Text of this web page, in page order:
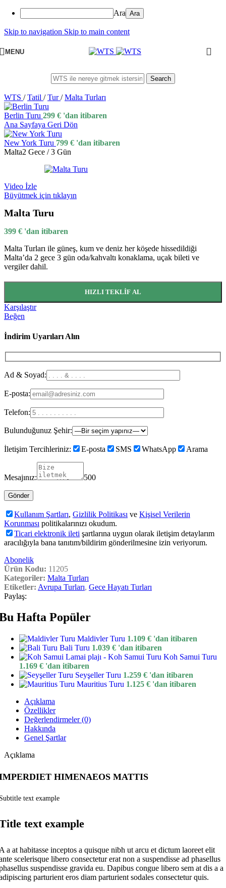
Ara
Skip to navigation Skip to main content
MENU
Search
WTS / Tatil / Tur/ Malta Turları
Berlin Turu 299 € 'dan itibaren
Ana Sayfaya Geri Dön
New York Turu 799 € 'dan itibaren
Malta2 Gece / 3 Gün
Video İzle
Büyütmek için tıklayın
Malta Turu
399 € 'dan itibaren
Malta Turları ile güneş, kum ve deniz her köşede hissedildiği
Malta’da 2 gece 3 gün oda/kahvaltı konaklama, uçak bileti ve
vergiler dahil.
HIZLI TEKLIF AL
Karşılaştır
Beğen
İndirim Uyarıları Alın
Ad & Soyad:
E-posta:
Telefon:
Bulunduğunuz Şehir:
İletişim Tercihleriniz: E-posta SMS WhatsApp Arama
Mesajınız: 500
Kullanım Şartları, Gizlilik Politikası ve Kişisel Verilerin
Korunması politikalarınızı okudum.
Ticari elektronik ileti şartlarına uygun olarak iletişim detaylarım
aracılığıyla bana tanıtım/bildirim gönderilmesine izin veriyorum.
Abonelik
Ürün Kodu: 11205
Kategoriler: Malta Turları
Etiketler: Avrupa Turları, Gece Hayatı Turları
Paylaş:
Hafta Popüler
Maldivler Turu 1.109 € 'dan itibaren
Bali Turu 1.039 € 'dan itibaren
Koh Samui Turu
1.169 € 'dan itibaren
Seyşeller Turu 1.259 € 'dan itibaren
Mauritius Turu 1.125 € 'dan itibaren
Açıklama
Özellikler
Değerlendirmeler (0)
Hakkında
Genel Şartlar
Açıklama
HIMENAEOS MATTIS
text example
text example
a at habitasse inceptos a quisque nibh ut arcu et dictum laoreet elit
scelerisque libero consectetur erat non a suspendisse ad phasellus
suspendisse gravida eu. Dapibus congue libero sem at dis a a
parturient eros diam parturient sodales consectetur quis.